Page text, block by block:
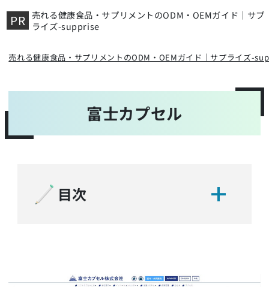
売れる健康食品・サプリメントのODM・OEMガイド｜サプ
ライズ-supprise
売れる健康食品・サプリメントのODM・OEMガイド｜サプライズ-
富士カプセル
目次